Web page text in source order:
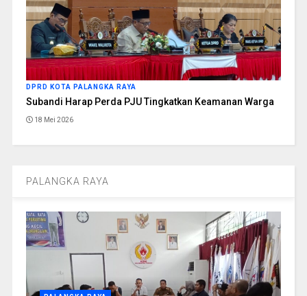
DPRD KOTA PALANGKA RAYA
Subandi Harap Perda PJU Tingkatkan Keamanan Warga
18 Mei 2026
PALANGKA RAYA